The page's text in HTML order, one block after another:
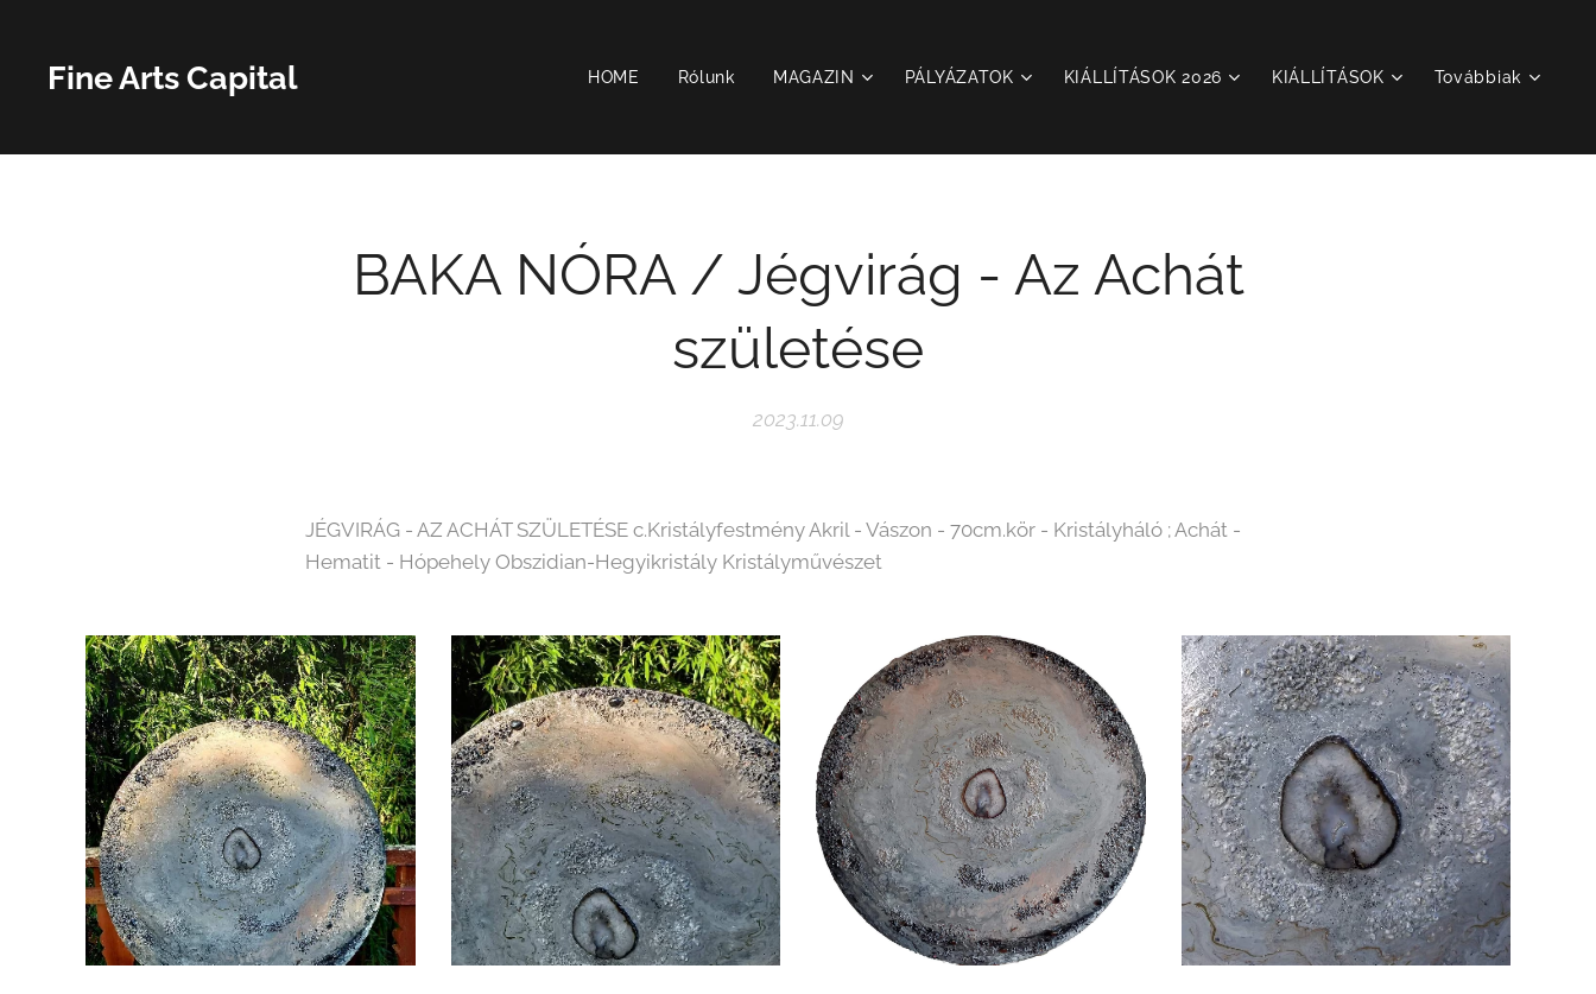
Fine Arts Capital HOME Rólunk MAGAZIN PÁLYÁZATOK KIÁLLÍTÁSOK 2026 KIÁLLÍTÁSOK Továbbiak
BAKA NÓRA / Jégvirág - Az Achát
születése
2023.11.09
JÉGVIRÁG - AZ ACHÁT SZÜLETÉSE c.Kristályfestmény Akril - Vászon - 70cm.kör - Kristályháló ; Achát -
Hematit - Hópehely Obszidian-Hegyikristály Kristályművészet